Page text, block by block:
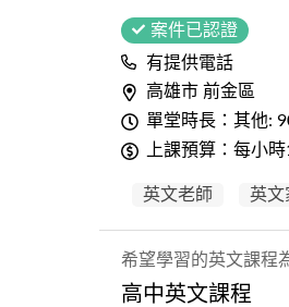
案件已認證
有提供電話
高雄市 前金區
單堂時長：其他:
上課預算：每小
英文老師 英文
希望學習的英文課程
高中英文課程